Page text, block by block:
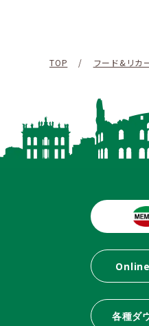
TOP / フード&リカ
各種ダ